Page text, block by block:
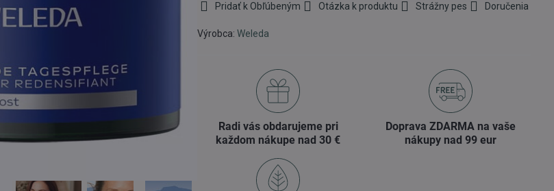
Pridať k Obľúbeným Otázka k produktu Strážny pes Doručenia
Výrobca:Weleda
Radi vás obdarujeme pri
každom nákupe nad 30 €
Doprava ZDARMA na vaše
nákupy nad 99 eur